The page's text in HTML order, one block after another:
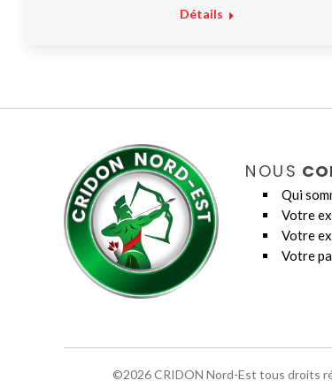
Détails
NOUS
Qui
Votre
Votre
Votre
©2026 CRIDON Nord-Est tous droits